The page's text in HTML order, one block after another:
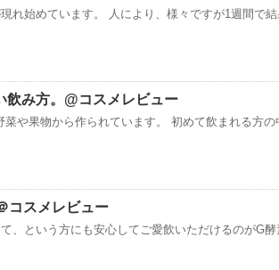
れ始めています。 人により、様々ですが1週間で結
飲み方。@コスメレビュー
菜や果物から作られています。 初めて飲まれる方の
コスメレビュー
、という方にも安心してご愛飲いただけるのがG酵